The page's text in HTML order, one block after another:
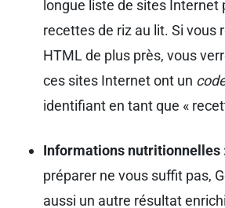
longue liste de sites Internet
recettes de riz au lit. Si vous
HTML de plus près, vous
ces sites Internet ont un
identifiant en tant que «
Informations nutritionnelles
préparer ne vous suffit pas,
aussi un autre résultat